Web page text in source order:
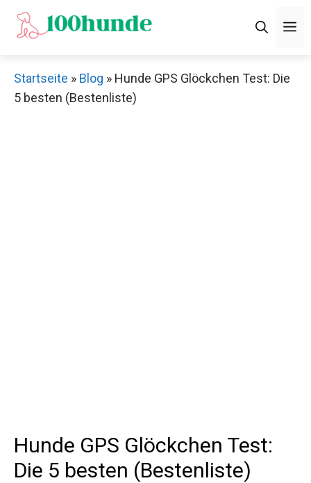
Zum
Inhalt
Startseite » Blog » Hunde GPS Glöckchen Test: Die
5 besten (Bestenliste)
Hunde GPS Glöckchen Test:
Die 5 besten (Bestenliste)